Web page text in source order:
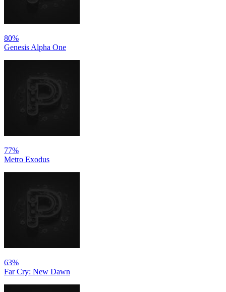
80%
Genesis Alpha One
77%
Metro Exodus
63%
Far Cry: New Dawn